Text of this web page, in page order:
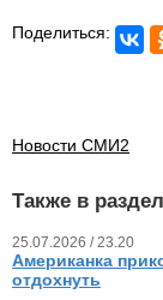
Поделиться:
Новости СМИ2
Также в
25.07.2026 / 23.20
Американка
отдохнуть